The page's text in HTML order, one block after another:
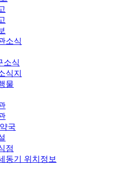
소식
소식
식지
물
국
점
동기 위치정보